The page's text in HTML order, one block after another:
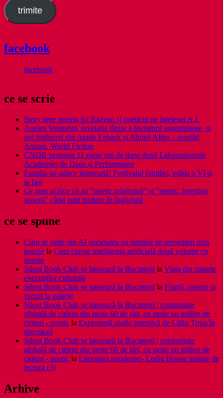
trimite
facebook
facebook
ce se scrie
Story time poezia lui Răzvan și poeticul pe înțelesul A.I.
Aurora Venturini, revelația târzie a literaturii argentiniene, și
noi traduceri din Annie Ernaux și Ahmet Altan – noutăți
Anansi. World Fiction
CNDB propune 11 piese noi de dans după Laboaratoarele
Academiei de Dans și Performance
Familia ne aduce împreună! Festivalul familiei, ediția a VI-a,
la Iași
Ce gust ai zice că au ”poetic relațional” și ”poetic. interfața
sonoră” când sunt traduse în înghețată
ce se spune
Cum se vede din AI societatea cu demisii de președinți prin
poezie la Cum citește inteligența artificială două volume cu
poezie
Silent Book Club se lansează la București la Viaţa din spatele
execuţiilor culturale
Silent Book Club se lansează la București la Foarţă, poezie şi
vizual la galerie
Silent Book Club se lansează la București | comunitate
globală de cititori din peste 60 de țări, cu peste un milion de
cititori - poetic la Experiență audio imersivă de Călin Țopa în
spectacol
Silent Book Club se lansează la București | comunitate
globală de cititori din peste 60 de țări, cu peste un milion de
cititori - poetic la Literatura rezidenţei- Ledig House inainte de
lectura (3)
Arhive